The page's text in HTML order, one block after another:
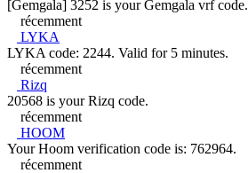
[Gemgala] 3252 is your Gemgala vrf code.
récemment
LYKA
LYKA code: 2244. Valid for 5 minutes.
récemment
Rizq
20568 is your Rizq code.
récemment
HOOM
Your Hoom verification code is: 762964.
récemment